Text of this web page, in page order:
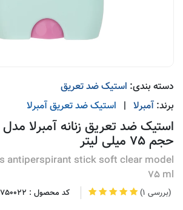
دسته بندی: استیک ضد تعریق
برند: آمبرلا | استیک ضد تعریقآمبرلا
حجم 75 میلی لیتر
antiperspirant stick soft clear model
75 ml
(1 بررسی) کد محصول : 750022